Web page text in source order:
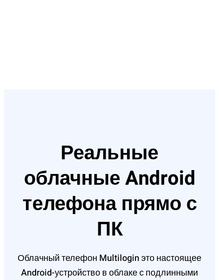
Реальные
облачные Android
телефона прямо с
ПК
Облачный телефон Multilogin это настоящее
Android-устройство в облаке с подлинными